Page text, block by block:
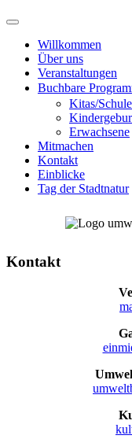
Willkommen
Über uns
Veranstaltungen
Buchbare
Kitas/
Erwachsene
Mitmachen
Kontakt
Einblicke
Tag der Stadtnatur
Kontakt